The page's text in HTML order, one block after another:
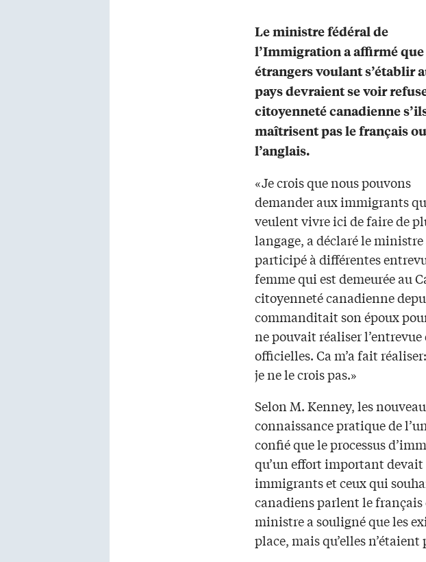
Le ministre fédéral de
l’Immigration a affirmé que
étrangers voulant s’établir
pays devraient se voir
citoyenneté canadienne
maîtrisent pas le français ou
l’anglais.
«Je crois que nous pouvons
demander aux immigrants
veulent vivre ici de faire de
langage, a déclaré le ministre
participé à différentes
femme qui est demeurée au
citoyenneté canadienne
commanditait son époux
ne pouvait réaliser l’entrevue
officielles. Ca m’a fait
je ne le crois pas.»
Selon M. Kenney, les
connaissance pratique de
confié que le processus
qu’un effort important devait
immigrants et ceux qui
canadiens parlent le français
ministre a souligné que les
place, mais qu’elles